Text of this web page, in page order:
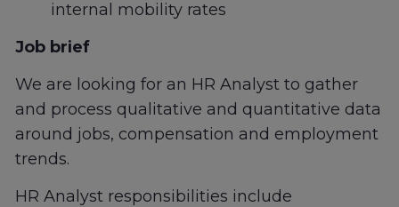
internal mobility rates
Job brief
We are looking for an HR Analyst to gather
and process qualitative and quantitative data
around jobs, compensation and employment
trends.
HR Analyst responsibilities include